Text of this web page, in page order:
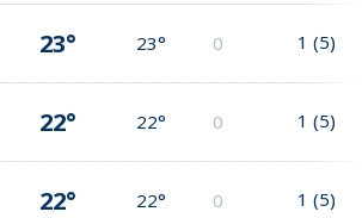
23° 23° 0 1 (5)
22° 22° 0 1 (5)
22° 22° 0 1 (5)